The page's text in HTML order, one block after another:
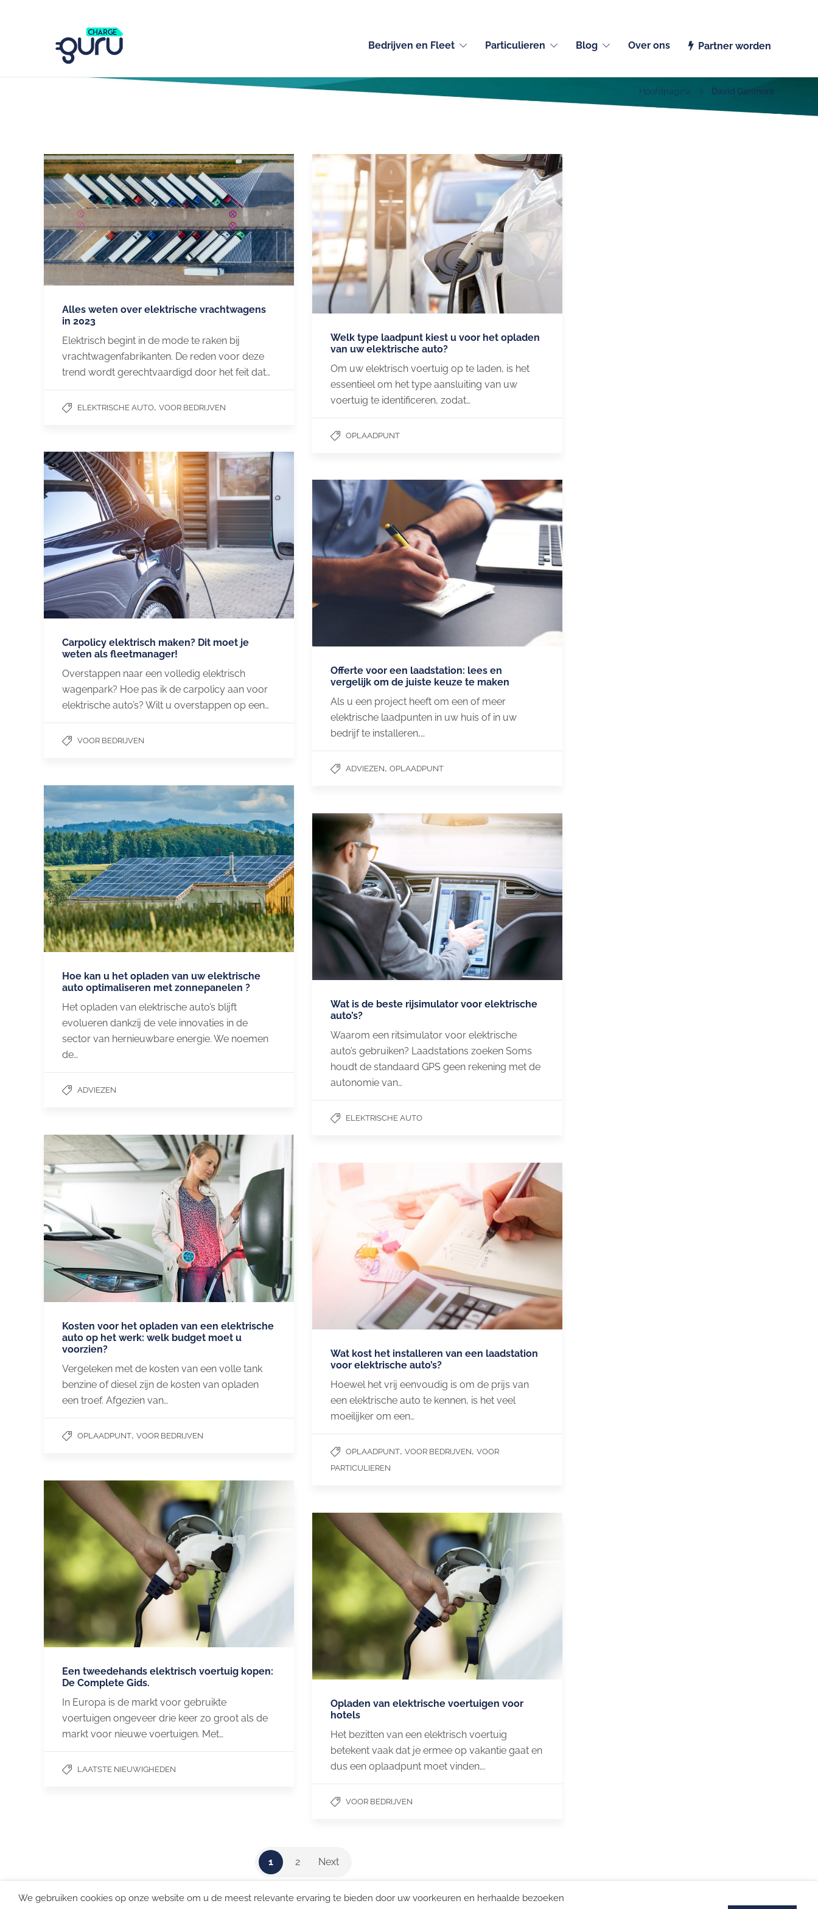
Bedrijven en Fleet Particulieren Blog Over ons Partner worden
Hoofdpagina David Gérimont
Alles weten over elektrische vrachtwagens
in 2023
Elektrisch begint in de mode te raken bij
vrachtwagenfabrikanten. De reden voor deze
trend wordt gerechtvaardigd door het feit dat…
ELEKTRISCHE AUTO, VOOR BEDRIJVEN
Welk type laadpunt kiest u voor het opladen
van uw elektrische auto?
Om uw elektrisch voertuig op te laden, is het
essentieel om het type aansluiting van uw
voertuig te identificeren, zodat…
OPLAADPUNT
Carpolicy elektrisch maken? Dit moet je
weten als fleetmanager!
Overstappen naar een volledig elektrisch
wagenpark? Hoe pas ik de carpolicy aan voor
elektrische auto’s? Wilt u overstappen op een…
VOOR BEDRIJVEN
Offerte voor een laadstation: lees en
vergelijk om de juiste keuze te maken
Als u een project heeft om een ​​of meer
elektrische laadpunten in uw huis of in uw
bedrijf te installeren,…
ADVIEZEN, OPLAADPUNT
Hoe kan u het opladen van uw elektrische
auto optimaliseren met zonnepanelen ?
Het opladen van elektrische auto’s blijft
evolueren dankzij de vele innovaties in de
sector van hernieuwbare energie. We noemen
de…
ADVIEZEN
Wat is de beste rijsimulator voor elektrische
auto’s?
Waarom een ​​ritsimulator voor elektrische
auto’s gebruiken? Laadstations zoeken Soms
houdt de standaard GPS geen rekening met de
autonomie van…
ELEKTRISCHE AUTO
Kosten voor het opladen van een elektrische
auto op het werk: welk budget moet u
voorzien?
Vergeleken met de kosten van een volle tank
benzine of diesel zijn de kosten van opladen
een troef. Afgezien van…
OPLAADPUNT, VOOR BEDRIJVEN
Wat kost het installeren van een laadstation
voor elektrische auto’s?
Hoewel het vrij eenvoudig is om de prijs van
een elektrische auto te kennen, is het veel
moeilijker om een…
OPLAADPUNT, VOOR BEDRIJVEN, VOOR
PARTICULIEREN
Een tweedehands elektrisch voertuig kopen:
De Complete Gids.
In Europa is de markt voor gebruikte
voertuigen ongeveer drie keer zo groot als de
markt voor nieuwe voertuigen. Met…
LAATSTE NIEUWIGHEDEN
Opladen van elektrische voertuigen voor
hotels
Het bezitten van een elektrisch voertuig
betekent vaak dat je ermee op vakantie gaat en
dus een oplaadpunt moet vinden….
VOOR BEDRIJVEN
1 2 Next
Hotels en restaurants
We gebruiken cookies op onze website om u de meest relevante ervaring te bieden door uw voorkeuren en herhaalde bezoeken